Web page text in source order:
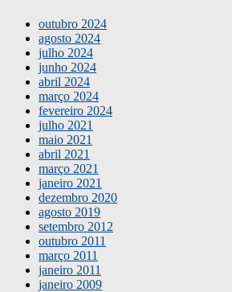
outubro 2024
agosto 2024
julho 2024
junho 2024
abril 2024
março 2024
fevereiro 2024
julho 2021
maio 2021
abril 2021
março 2021
janeiro 2021
dezembro 2020
agosto 2019
setembro 2012
outubro 2011
março 2011
janeiro 2011
janeiro 2009